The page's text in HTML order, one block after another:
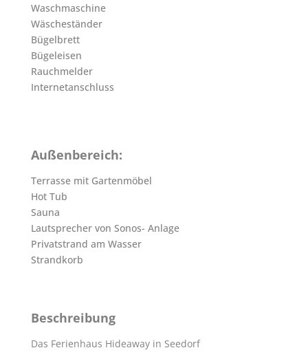
Waschmaschine
Wäscheständer
Bügelbrett
Bügeleisen
Rauchmelder
Internetanschluss
Außenbereich:
Terrasse mit Gartenmöbel
Hot Tub
Sauna
Lautsprecher von Sonos- Anlage
Privatstrand am Wasser
Strandkorb
Beschreibung
Das Ferienhaus Hideaway in Seedorf